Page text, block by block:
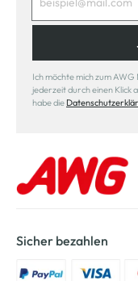
Ich möchte mich zum
jederzeit durch einen Klick
habe die
Sicher bezahlen